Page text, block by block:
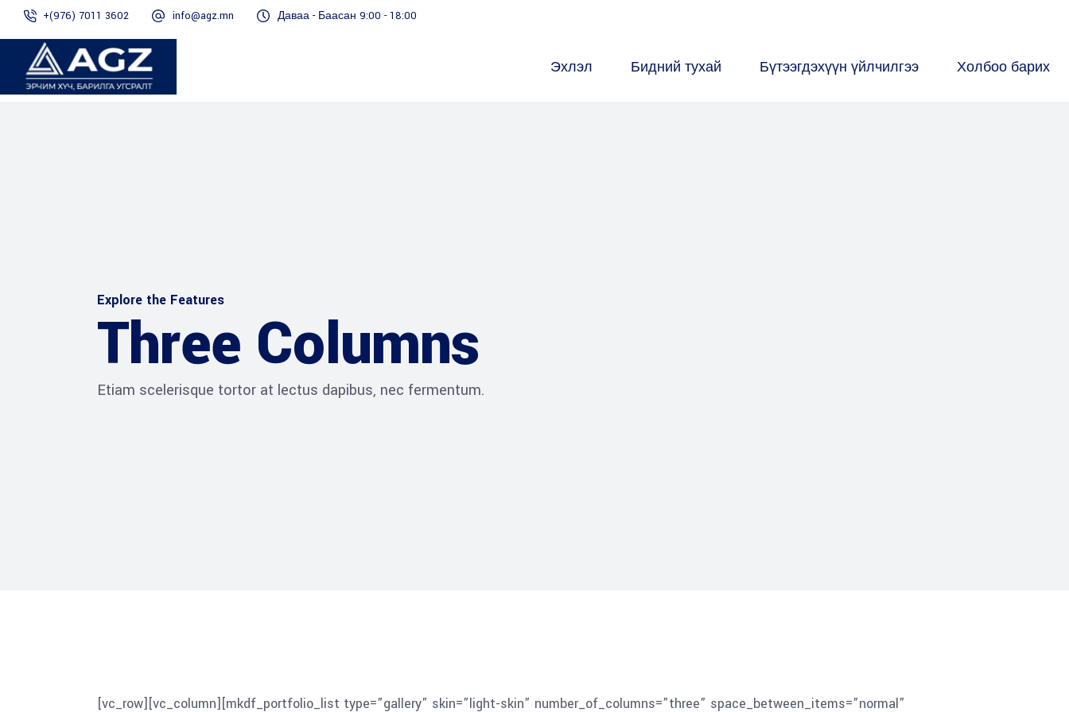
+(976) 7011 3602 info@agz.mn Даваа - Баасан 9:00 - 18:00
Эхлэл Бидний тухай Бүтээгдэхүүн үйлчилгээ Холбоо барих
Explore the Features
Three Columns
Etiam scelerisque tortor at lectus dapibus, nec fermentum.
[vc_row][vc_column][mkdf_portfolio_list type=”gallery” skin=”light-skin” number_of_columns=”three” space_between_items=”normal”